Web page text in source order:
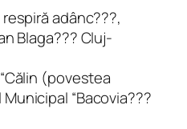
respiră adânc???,
Blaga??? Cluj-
(povestea
“Bacovia???